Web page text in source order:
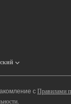
с Правилами
.